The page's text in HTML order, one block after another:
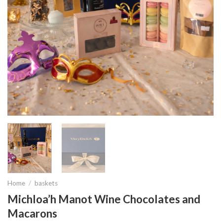
Home / baskets
Michloa’h Manot Wine Chocolates and
Macarons